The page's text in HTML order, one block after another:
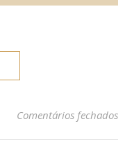
Comentários fechados